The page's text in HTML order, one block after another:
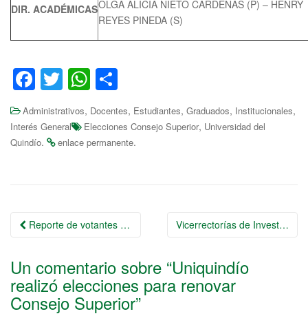
DIR. ACADÉMICASOLGA ALICIA NIETO CÁRDENAS (P) – HENRY
REYES PINEDA (S)
F
a
c
e
k
T
wi
tt
er
W
h
at
s
h
ar
e
Administrativos, Docentes, Estudiantes, Graduados, Institucionales,
Interés General Elecciones Consejo Superior, Universidad del
Quindío. enlace permanente.
Ir
la
entrada
Reporte de votantes en elecciones para Consejo Superior – Noviembre 6 de 2018 Vicerrectorías de Investigaciones – Extensión y Desarrollo Social : Jornada de Capacitación de la SuperIndustria y Comercio – Capacitación Propiedad Industrial
Un comentario sobre “Uniquindío
realizó elecciones para renovar
Consejo Superior”